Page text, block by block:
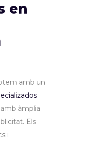
en
amb un
àmplia
Els
i